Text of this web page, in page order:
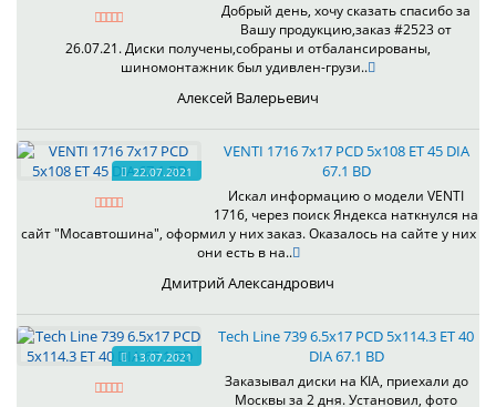
Добрый день, хочу сказать спасибо за
Вашу продукцию,заказ #2523 от
26.07.21. Диски получены,собраны и отбалансированы,
шиномонтажник был удивлен-грузи..
Алексей Валерьевич
22.07.2021
VENTI 1716 7x17 PCD 5x108 ET 45 DIA
67.1 BD
Искал информацию о модели VENTI
1716, через поиск Яндекса наткнулся на
сайт "Мосавтошина", оформил у них заказ. Оказалось на сайте у них
они есть в на..
Дмитрий Александрович
13.07.2021
Tech Line 739 6.5x17 PCD 5x114.3 ET 40
DIA 67.1 BD
Заказывал диски на KIA, приехали до
Москвы за 2 дня. Установил, фото